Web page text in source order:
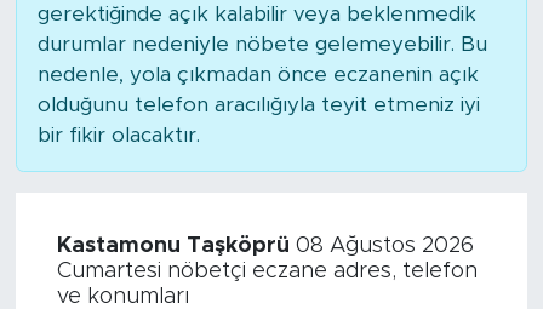
gerektiğinde açık kalabilir veya beklenmedik
durumlar nedeniyle nöbete gelemeyebilir. Bu
nedenle, yola çıkmadan önce eczanenin açık
olduğunu telefon aracılığıyla teyit etmeniz iyi
bir fikir olacaktır.
Kastamonu Taşköprü 08 Ağustos 2026
Cumartesi nöbetçi eczane adres, telefon
ve konumları